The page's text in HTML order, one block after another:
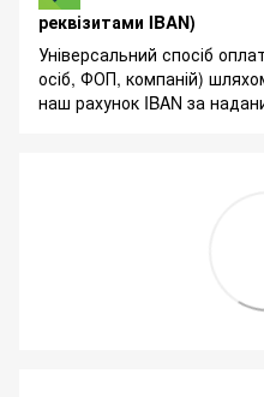
реквізитами IBAN)
Універсальний спосіб
осіб, ФОП, компаній)
наш рахунок IBAN за